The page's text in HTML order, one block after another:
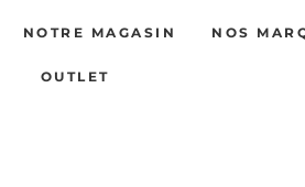
NOTRE MAGASIN NOS
OUTLET